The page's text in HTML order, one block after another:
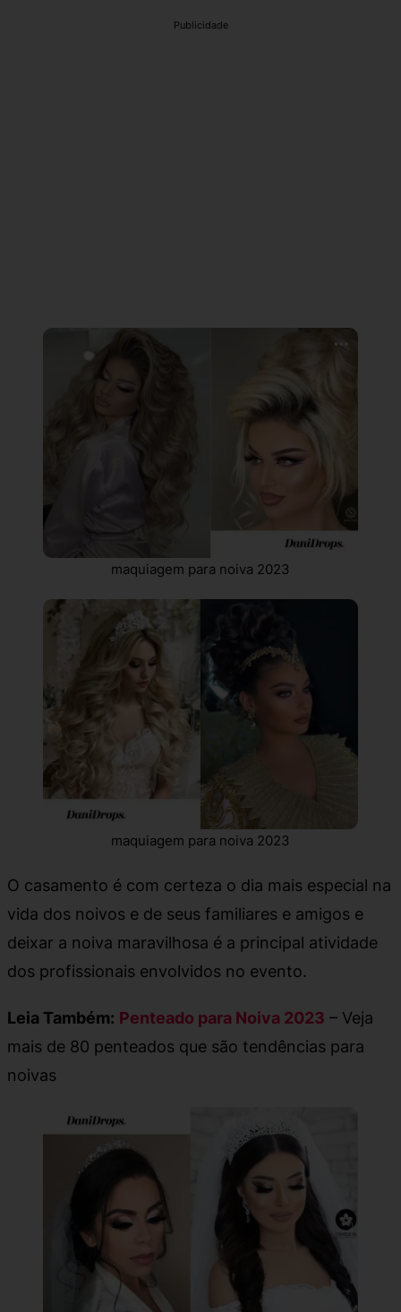
Publicidade
maquiagem para noiva 2023
maquiagem para noiva 2023
O casamento é com certeza o dia mais especial na
vida dos noivos e de seus familiares e amigos e
deixar a noiva maravilhosa é a principal atividade
dos profissionais envolvidos no evento.
Leia Também: Penteado para Noiva 2023 – Veja
mais de 80 penteados que são tendências para
noivas